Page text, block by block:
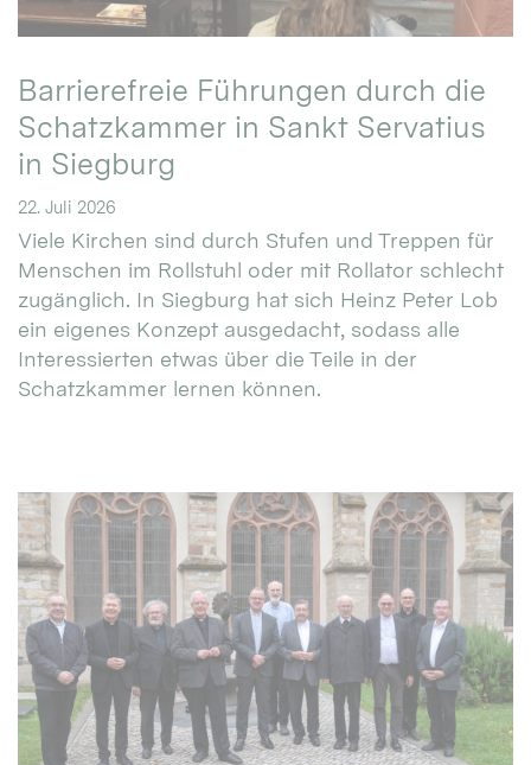
Barrierefreie Führungen durch die
Schatzkammer in Sankt Servatius
in Siegburg
22. Juli 2026
Viele Kirchen sind durch Stufen und Treppen für
Menschen im Rollstuhl oder mit Rollator schlecht
zugänglich. In Siegburg hat sich Heinz Peter Lob
ein eigenes Konzept ausgedacht, sodass alle
Interessierten etwas über die Teile in der
Schatzkammer lernen können.